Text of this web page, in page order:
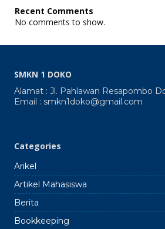
Recent Comments
No comments to show.
SMKN 1 DOKO
Alamat : Jl. Pahlawan Resapombo
Email : smkn1doko@gmail.com
Categories
Arikel
Artikel Mahasiswa
Berita
Bookkeeping